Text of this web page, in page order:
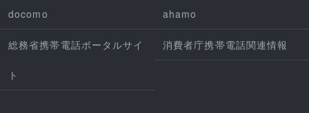
docomo ahamo
総務省携帯電話ポータルサイ
ト
消費者庁携帯電話関連情報